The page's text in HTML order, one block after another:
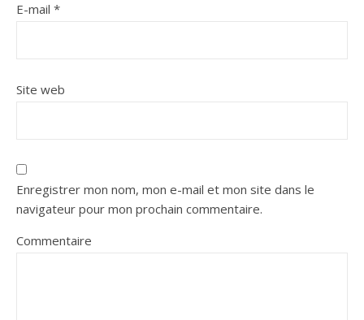
E-mail *
Site web
Enregistrer mon nom, mon e-mail et mon site dans le
navigateur pour mon prochain commentaire.
Commentaire